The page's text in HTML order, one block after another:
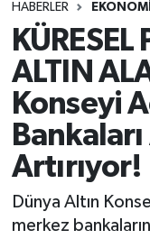
HABERLER EKONOMİ
ALTIN
Konseyi
Artırıyor!
Dünya Altın
merkez
Balya
Bandırma
Bigadiç
BİYOGRAFİLER
Burhaniye
Balıkesir
Balıkesir
Süper Lig
Tüm Manşetler
Son Dakika